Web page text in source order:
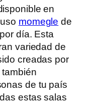
en
momegle de
día. Esta
variedad de
creadas por
de tu país
estas salas